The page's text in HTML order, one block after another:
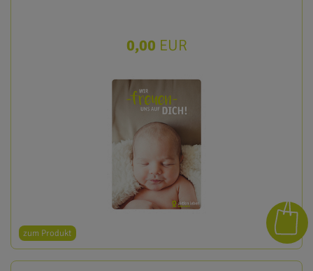
0,00 EUR
zum Produkt